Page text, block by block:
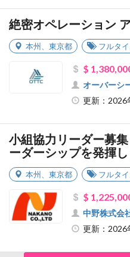
絶密オペレーション
本州 東京都 フルタ
$
オーバーシ
更新：2026
小組協力リーダー募
ーダーシップを発揮
本州 東京都 フルタ
$
中野株式会
更新：2026